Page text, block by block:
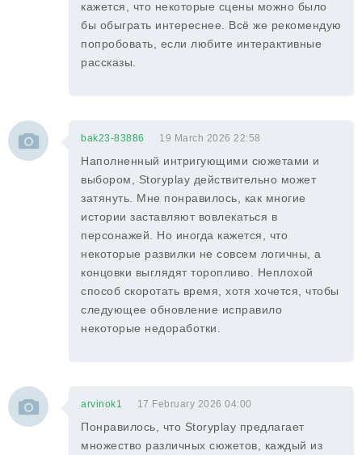
кажется, что некоторые сцены можно было
бы обыграть интереснее. Всё же рекомендую
попробовать, если любите интерактивные
рассказы.
bak23-83886 19 March 2026 22:58
Наполненный интригующими сюжетами и
выбором, Storyplay действительно может
затянуть. Мне понравилось, как многие
истории заставляют вовлекаться в
персонажей. Но иногда кажется, что
некоторые развилки не совсем логичны, а
концовки выглядят торопливо. Неплохой
способ скоротать время, хотя хочется, чтобы
следующее обновление исправило
некоторые недоработки.
arvinok1 17 February 2026 04:00
Понравилось, что Storyplay предлагает
множество различных сюжетов, каждый из